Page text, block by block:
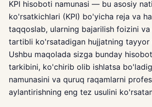
KPI hisoboti namunasi — bu asosiy
ko'rsatkichlari (KPI) bo'yicha reja va
taqqoslab, ularning bajarilish foizini
tartibli ko'rsatadigan hujjatning tayyor
Ushbu maqolada sizga bunday
tarkibini, ko'chirib olib ishlatsa
namunasini va quruq raqamlarni
aylantirishning eng tez usulini